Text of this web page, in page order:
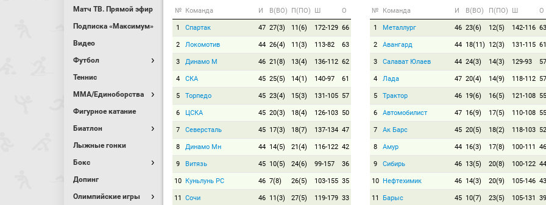
Матч ТВ. Прямой эфир
Подписка «Максимум»
Видео
Футбол
Теннис
MMA/Единоборства
Фигурное катание
Биатлон
Лыжные гонки
Бокс
Допинг
Олимпийские игры
№ Команда И В(ВО) П(ПО) Ш О
1 Спартак 47 27(3) 11(6) 172-129 66
2 Локомотив 44 26(4) 11(3) 113-82 63
3 Динамо М 46 21(8) 13(4) 136-112 62
4 СКА 45 25(5) 14(1) 140-97 61
5 Торпедо 45 23(4) 15(3) 131-105 57
6 ЦСКА 45 20(3) 18(4) 126-103 50
7 Северсталь 45 17(3) 18(7) 137-134 47
8 Динамо Мн 44 14(5) 21(4) 116-122 42
9 Витязь 45 10(5) 24(6) 99-157 36
10 Куньлунь РС 46 7(8) 26(5) 103-155 35
11 Сочи 46 11(3) 27(5) 119-179 33
№ Команда И В(ВО) П(ПО) Ш О
1 Металлург 46 23(6) 12(5) 142-116 63
2 Авангард 44 18(11) 12(3) 131-115 61
3 Салават Юлаев 44 24(3) 14(3) 129-93 57
4 Лада 47 20(4) 14(9) 118-112 57
5 Трактор 46 19(6) 16(5) 121-108 55
6 Автомобилист 47 16(9) 17(5) 110-108 55
7 Ак Барс 45 20(5) 18(2) 118-103 52
8 Амур 44 16(3) 17(8) 100-111 46
9 Сибирь 46 13(5) 20(8) 100-122 44
10 Нефтехимик 46 14(3) 20(9) 105-146 43
11 Барыс 45 10(7) 23(5) 105-131 39